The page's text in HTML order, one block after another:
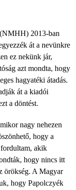
2013-ban
át a nevünkre
ez nekünk jár,
azt mondta, hogy
hagyatéki átadás.
át a kiadói
a döntést.
nagy nehezen
hogy a
fordultam, akik
hogy nincs itt
örökség. A Magyar
hogy Papolczyék